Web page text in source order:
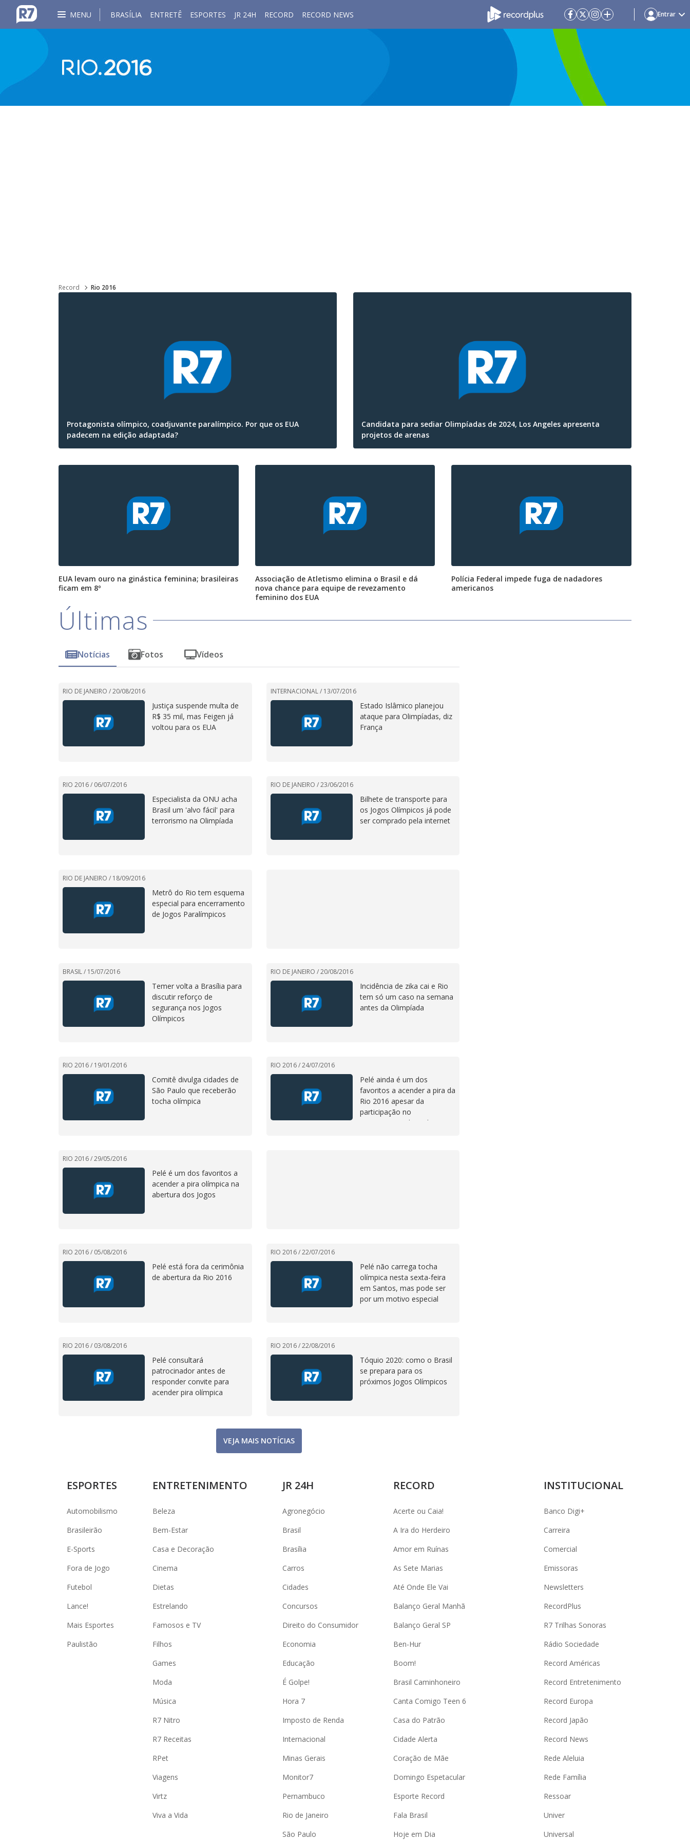
MENU BRASÍLIA ENTRETÊ ESPORTES JR 24H RECORD RECORD NEWS Entrar
Record Rio 2016
Protagonista olímpico, coadjuvante paralímpico. Por que os EUA
padecem na edição adaptada?
Candidata para sediar Olimpíadas de 2024, Los Angeles apresenta
projetos de arenas
EUA levam ouro na ginástica feminina; brasileiras
ficam em 8º
Associação de Atletismo elimina o Brasil e dá
nova chance para equipe de revezamento
feminino dos EUA
Polícia Federal impede fuga de nadadores
americanos
Últimas
Notícias Fotos Vídeos
RIO DE JANEIRO /20/08/2016
Justiça suspende multa de
R$ 35 mil, mas Feigen já
voltou para os EUA
INTERNACIONAL / 13/07/2016
Estado Islâmico planejou
ataque para Olimpíadas, diz
França
RIO 2016 / 06/07/2016
Especialista da ONU acha
Brasil um 'alvo fácil' para
terrorismo na Olimpíada
RIO DE JANEIRO /23/06/2016
Bilhete de transporte para
os Jogos Olímpicos já pode
ser comprado pela internet
RIO DE JANEIRO / 18/09/2016
Metrô do Rio tem esquema
especial para encerramento
de Jogos Paralímpicos
BRASIL / 15/07/2016
Temer volta a Brasília para
discutir reforço de
segurança nos Jogos
Olímpicos
RIO DE JANEIRO /20/08/2016
Incidência de zika cai e Rio
tem só um caso na semana
antes da Olimpíada
RIO 2016 / 19/01/2016
Comitê divulga cidades de
São Paulo que receberão
tocha olímpica
RIO 2016 /24/07/2016
Pelé ainda é um dos
favoritos a acender a pira da
Rio 2016 apesar da
participação no
revezamento da tocha
RIO 2016 /29/05/2016
Pelé é um dos favoritos a
acender a pira olímpica na
abertura dos Jogos
RIO 2016 / 05/08/2016
Pelé está fora da cerimônia
de abertura da Rio 2016
RIO 2016 /22/07/2016
Pelé não carrega tocha
olímpica nesta sexta-feira
em Santos, mas pode ser
por um motivo especial
RIO 2016 / 03/08/2016
Pelé consultará
patrocinador antes de
responder convite para
acender pira olímpica
RIO 2016 /22/08/2016
Tóquio 2020: como o Brasil
se prepara para os
próximos Jogos Olímpicos
VEJA MAIS NOTÍCIAS
ESPORTES
Automobilismo
Brasileirão
E-Sports
Fora de Jogo
Futebol
Lance!
Mais Esportes
Paulistão
ENTRETENIMENTO
Beleza
Bem-Estar
Casa e Decoração
Cinema
Dietas
Estrelando
Famosos e TV
Filhos
Games
Moda
Música
R7 Nitro
R7 Receitas
RPet
Viagens
Virtz
Viva a Vida
JR 24H
Agronegócio
Brasil
Brasília
Carros
Cidades
Concursos
Direito do Consumidor
Economia
Educação
É Golpe!
Hora 7
Imposto de Renda
Internacional
Minas Gerais
Monitor7
Pernambuco
Rio de Janeiro
São Paulo
RECORD
Acerte ou Caia!
A Ira do Herdeiro
Amor em Ruínas
As Sete Marias
Até Onde Ele Vai
Balanço Geral Manhã
Balanço Geral SP
Ben-Hur
Boom!
Brasil Caminhoneiro
Canta Comigo Teen 6
Casa do Patrão
Cidade Alerta
Coração de Mãe
Domingo Espetacular
Esporte Record
Fala Brasil
Hoje em Dia
INSTITUCIONAL
Banco Digi+
Carreira
Comercial
Emissoras
Newsletters
RecordPlus
R7 Trilhas Sonoras
Rádio Sociedade
Record Américas
Record Entretenimento
Record Europa
Record Japão
Record News
Rede Aleluia
Rede Família
Ressoar
Univer
Universal